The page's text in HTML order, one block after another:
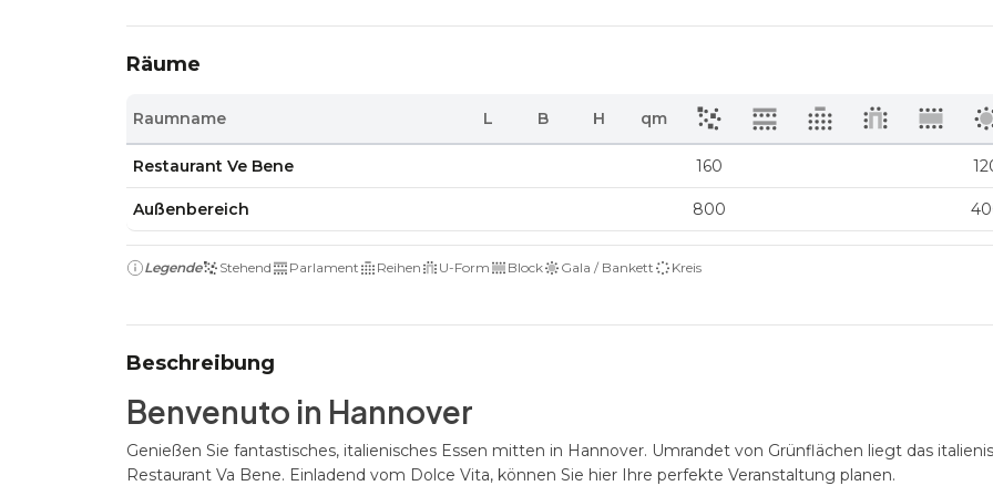
Räume
Raumname L B H qm
Restaurant Ve Bene 160
Außenbereich 800
Legende Stehend Parlament Reihen U-Form Block Gala / Bankett Kreis
Beschreibung
Benvenuto in Hannover
Genießen Sie fantastisches, italienisches Essen mitten in Hannover. Umrandet von Grünflächen liegt das
Restaurant Va Bene. Einladend vom Dolce Vita, können Sie hier Ihre perfekte Veranstaltung planen.